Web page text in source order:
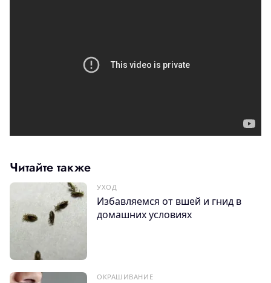
Читайте также
УХОД
Избавляемся от вшей и гнид в
домашних условиях
ОКРАШИВАНИЕ